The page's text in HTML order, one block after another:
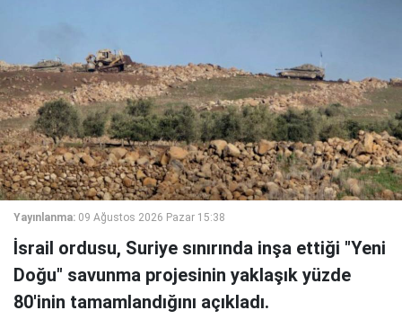
Yayınlanma: 09 Ağustos 2026 Pazar 15:38
İsrail ordusu, Suriye sınırında inşa ettiği "Yeni
Doğu" savunma projesinin yaklaşık yüzde
80'inin tamamlandığını açıkladı.